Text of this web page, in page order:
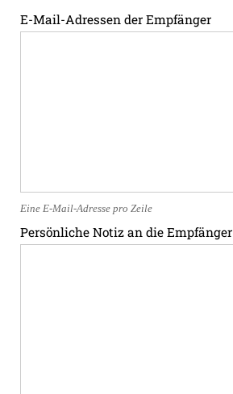
E-Mail-Adressen der Empfänger
Eine E-Mail-Adresse pro Zeile
Persönliche Notiz an die Empfänger